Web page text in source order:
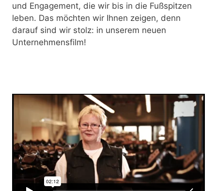
und Engagement, die wir bis in die Fußspitzen
leben. Das möchten wir Ihnen zeigen, denn
darauf sind wir stolz: in unserem neuen
Unternehmensfilm!